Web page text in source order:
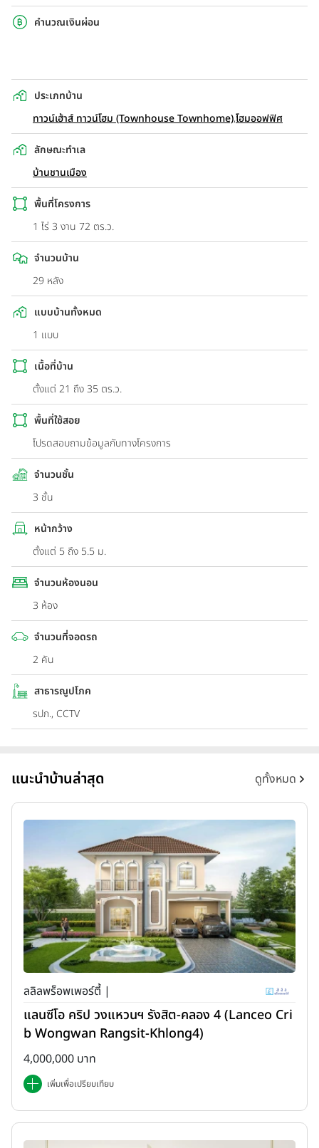
คำนวณเงินผ่อน
ประเภทบ้าน
ทาวน์เฮ้าส์ ทาวน์โฮม (Townhouse Townhome),โฮมออฟฟิศ
ลักษณะทำเล
บ้านชานเมือง
พื้นที่โครงการ
1 ไร่ 3 งาน 72 ตร.ว.
จำนวนบ้าน
29 หลัง
แบบบ้านทั้งหมด
1 แบบ
เนื้อที่บ้าน
ตั้งแต่ 21 ถึง 35 ตร.ว.
พื้นที่ใช้สอย
โปรดสอบถามข้อมูลกับทางโครงการ
จำนวนชั้น
3 ชั้น
หน้ากว้าง
ตั้งแต่ 5 ถึง 5.5 ม.
จำนวนห้องนอน
3 ห้อง
จำนวนที่จอดรถ
2 คัน
สาธารณูปโภค
รปภ., CCTV
แนะนำบ้านล่าสุด ดูทั้งหมด
ลลิลพร็อพเพอร์ตี้ |
แลนซีโอ คริป วงแหวนฯ รังสิต-คลอง 4 (Lanceo Cri
b Wongwan Rangsit-Khlong4)
4,000,000 บาท
เพิ่มเพื่อเปรียบเทียบ